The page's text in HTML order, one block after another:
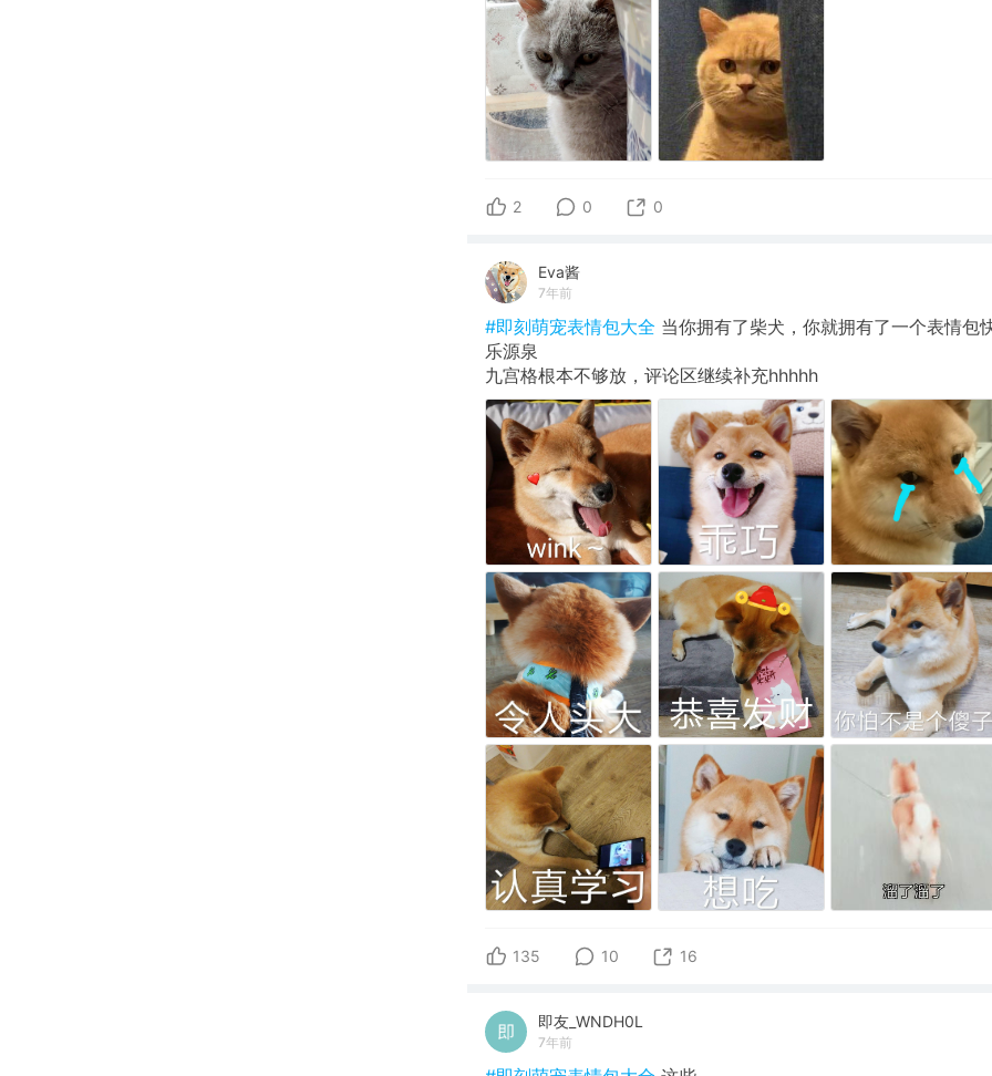
2 0 0
Eva酱
7年前
#即刻萌宠表情包大全 当你拥有了柴犬，你就拥有了一个表情包
乐源泉
九宫格根本不够放，评论区继续补充hhhhh
135 10 16
即友_WNDH0L
7年前